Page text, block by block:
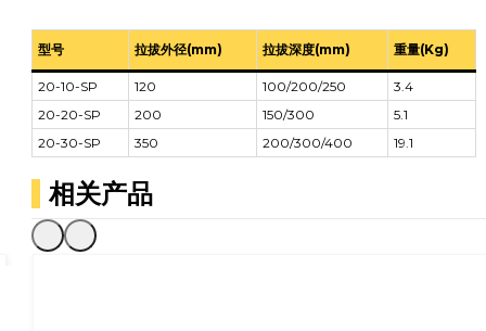
型号 拉拔外径(mm) 拉拔深度(mm) 重量(Kg)
20-10-SP 120 100/200/250
3.4
20-20-SP
200 150/300
5.1
20-30-SP
350 200/300/400 19.1
相关产品